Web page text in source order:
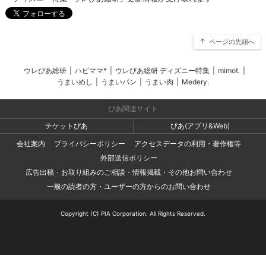
ページの先頭へ
ウレぴあ総研 ハピママ* ウレぴあ総研 ディズニー特集 mimot.
うまいめし
うまいパン うまい肉 Medery.
ぴあ関連サイト
チケットぴあ
ぴあ(アプリ&Web)
会社案内
プライバシーポリシー
アクセスデータの利用・著作権等
外部送信ポリシー
広告出稿・お取り組みのご相談・情報掲載・その他お問い合わせ
一般の読者の方・ユーザーの方からのお問い合わせ
Copyright (C) PIA Corporation. All Rights Reserved.